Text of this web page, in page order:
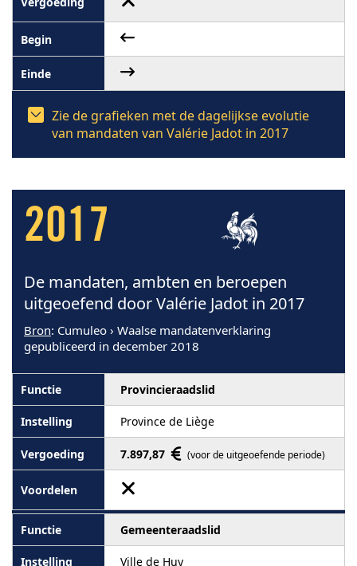
Zie de grafieken met de dagelijkse evolutie
van mandaten van Valérie Jadot in 2017
2017
De mandaten, ambten en beroepen
uitgeoefend door Valérie Jadot in 2017
Bron: Cumuleo › Waalse mandatenverklaring
gepubliceerd in december 2018
Provincieraadslid
Province de Liège
7.897,87 (voor de uitgeoefende periode)
Gemeenteraadslid
Ville de Huy